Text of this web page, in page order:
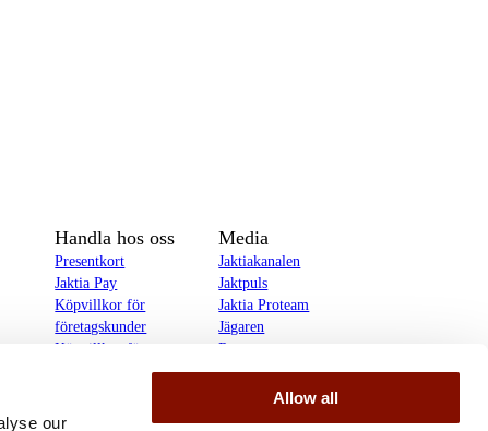
our
Allow all
Handla hos oss
Presentkort
Jaktia Pay
Köpvillkor för
företagskunder
Köpvillkor för
Media
Jaktiakanalen
Jaktpuls
Jaktia Proteam
Jägaren
Reportage